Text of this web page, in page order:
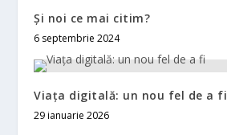
Și noi ce mai citim?
6 septembrie 2024
Viața digitală: un nou fel de a fi
29 ianuarie 2026